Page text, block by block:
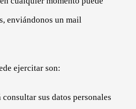
enviándonos un mail
ejercitar son:
consultar sus datos personales